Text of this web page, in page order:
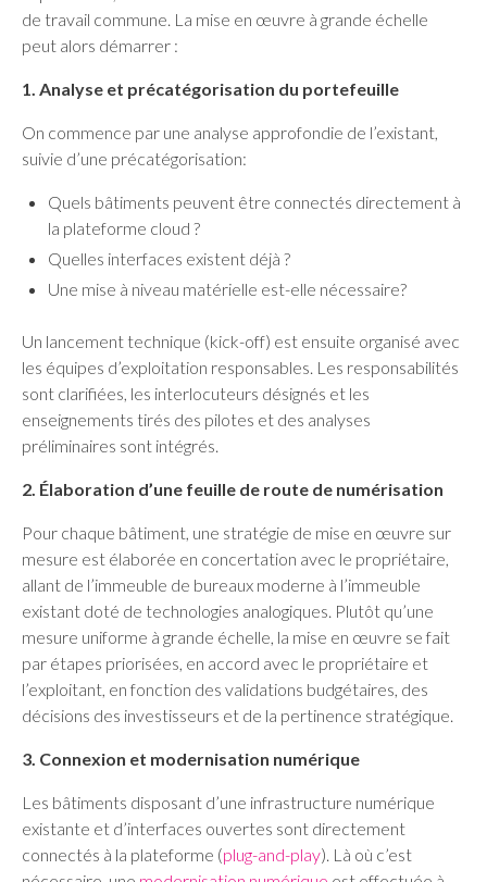
de travail commune. La mise en œuvre à grande échelle
peut alors démarrer :
1. Analyse et précatégorisation du portefeuille
On commence par une analyse approfondie de l’existant,
suivie d’une précatégorisation:
Quels bâtiments peuvent être connectés directement à
la plateforme cloud ?
Quelles interfaces existent déjà ?
Une mise à niveau matérielle est-elle nécessaire?
Un lancement technique (kick-off) est ensuite organisé avec
les équipes d’exploitation responsables. Les responsabilités
sont clarifiées, les interlocuteurs désignés et les
enseignements tirés des pilotes et des analyses
préliminaires sont intégrés.
2. Élaboration d’une feuille de route de numérisation
Pour chaque bâtiment, une stratégie de mise en œuvre sur
mesure est élaborée en concertation avec le propriétaire,
allant de l’immeuble de bureaux moderne à l’immeuble
existant doté de technologies analogiques. Plutôt qu’une
mesure uniforme à grande échelle, la mise en œuvre se fait
par étapes priorisées, en accord avec le propriétaire et
l’exploitant, en fonction des validations budgétaires, des
décisions des investisseurs et de la pertinence stratégique.
3. Connexion et modernisation numérique
Les bâtiments disposant d’une infrastructure numérique
existante et d’interfaces ouvertes sont directement
connectés à la plateforme (plug-and-play). Là où c’est